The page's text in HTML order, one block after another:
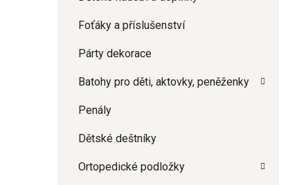
Foťáky a příslušenství
Párty dekorace
Batohy pro děti, aktovky, peněženky
Penály
Dětské deštníky
Ortopedické podložky